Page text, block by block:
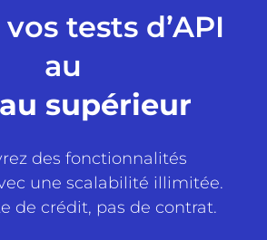
tests d’API
au
supérieur
des fonctionnalités
une scalabilité illimitée.
de crédit, pas de contrat.